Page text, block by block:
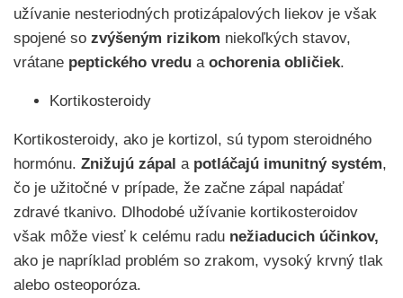
užívanie nesteriodných protizápalových liekov je však
spojené so zvýšeným rizikom niekoľkých stavov,
vrátane peptického vredu a ochorenia obličiek.
Kortikosteroidy
Kortikosteroidy, ako je kortizol, sú typom steroidného
hormónu. Znižujú zápal a potláčajú imunitný systém,
čo je užitočné v prípade, že začne zápal napádať
zdravé tkanivo. Dlhodobé užívanie kortikosteroidov
však môže viesť k celému radu nežiaducich účinkov,
ako je napríklad problém so zrakom, vysoký krvný tlak
alebo osteoporóza.